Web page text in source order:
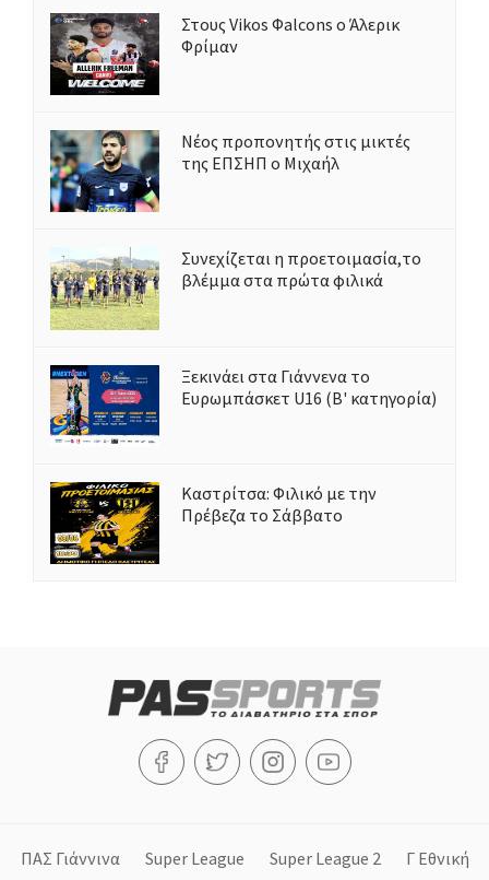
Στους Vikos Φalcons ο Άλερικ
Φρίμαν
Νέος προπονητής στις μικτές
της ΕΠΣΗΠ ο Μιχαήλ
Συνεχίζεται η προετοιμασία,το
βλέμμα στα πρώτα φιλικά
Ξεκινάει στα Γιάννενα το
Ευρωμπάσκετ U16 (Β' κατηγορία)
Καστρίτσα: Φιλικό με την
Πρέβεζα το Σάββατο
ΠΑΣ Γιάννινα Super League Super League 2 Γ Εθνική